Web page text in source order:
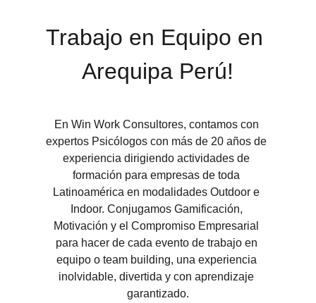
Trabajo en Equipo en
Arequipa Perú!
En Win Work Consultores, contamos con
expertos Psicólogos con más de 20 años de
experiencia dirigiendo actividades de
formación para empresas de toda
Latinoamérica en modalidades Outdoor e
Indoor. Conjugamos Gamificación,
Motivación y el Compromiso Empresarial
para hacer de cada evento de trabajo en
equipo o team building, una experiencia
inolvidable, divertida y con aprendizaje
garantizado.